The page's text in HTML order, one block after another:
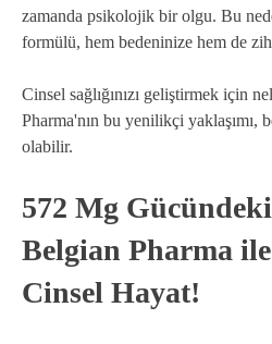
zamanda psikolojik bir olgu. Bu
formülü, hem bedeninize hem de
Cinsel sağlığınızı geliştirmek için
Pharma'nın bu yenilikçi yaklaşımı,
olabilir.
572 Mg
Belgian Pharma
Cinsel Hayat!